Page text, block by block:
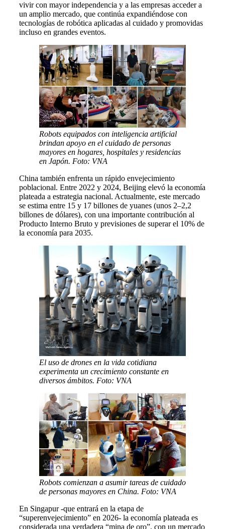
vivir con mayor independencia y a las empresas acceder a
un amplio mercado, que continúa expandiéndose con
tecnologías de robótica aplicadas al cuidado y promovidas
incluso en grandes eventos.
Robots equipados con inteligencia artificial
brindan apoyo en el cuidado de personas
mayores en hogares, hospitales y residencias
en Japón. Foto: VNA
China también enfrenta un rápido envejecimiento
poblacional. Entre 2022 y 2024, Beijing elevó la economía
plateada a estrategia nacional. Actualmente, este mercado
se estima entre 15 y 17 billones de yuanes (unos 2–2,2
billones de dólares), con una importante contribución al
Producto Interno Bruto y previsiones de superar el 10% de
la economía para 2035.
El uso de drones en la vida cotidiana
experimenta un crecimiento constante en
diversos ámbitos. Foto: VNA
Robots comienzan a asumir tareas de cuidado
de personas mayores en China. Foto: VNA
En Singapur -que entrará en la etapa de
“superenvejecimiento” en 2026- la economía plateada es
considerada una verdadera “mina de oro”, con un mercado